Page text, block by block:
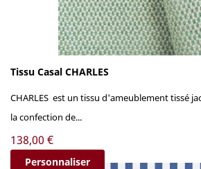
Tissu Casal CHARLES
CHARLES est un tissu d'ameublement tissé
la confection de...
Prix
138,00 €
Personnaliser